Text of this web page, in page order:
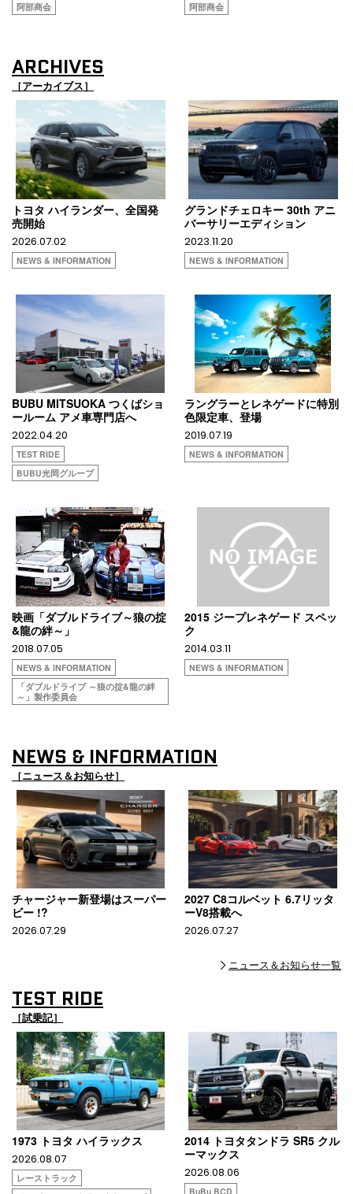
阿部商会
阿部商会
ARCHIVES
［アーカイブス］
トヨタ ハイランダー、全国発
売開始
2026.07.02
NEWS & INFORMATION
グランドチェロキー 30th アニ
バーサリーエディション
2023.11.20
NEWS & INFORMATION
BUBU MITSUOKA つくばショ
ールーム アメ車専門店へ
2022.04.20
TEST RIDE
BUBU光岡グループ
ラングラーとレネゲードに特別
色限定車、登場
2019.07.19
NEWS & INFORMATION
映画「ダブルドライブ～狼の掟
&龍の絆～」
2018.07.05
NEWS & INFORMATION
「ダブルドライブ ～狼の掟&龍の絆
～」製作委員会
2015 ジープレネゲード スペッ
ク
2014.03.11
NEWS & INFORMATION
NEWS & INFORMATION
［ニュース＆お知らせ］
チャージャー新登場はスーパー
ビー !?
2026.07.29
2027 C8コルベット 6.7リッタ
ーV8搭載へ
2026.07.27
ニュース＆お知らせ一覧
TEST RIDE
［試乗記］
1973 トヨタ ハイラックス
2026.08.07
レーストラック
2014 トヨタタンドラ SR5 クル
ーマックス
2026.08.06
BuBu BCD